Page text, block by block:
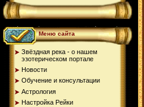
Меню сайта
Звёздная река - о нашем
эзотерическом портале
Новости
Обучение и консультации
Астрология
Настройка Рейки